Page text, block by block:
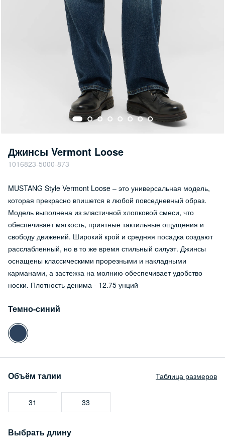
Джинсы Vermont Loose
1016823-5000-873
MUSTANG Style Vermont Loose – это универсальная модель,
которая прекрасно впишется в любой повседневный образ.
Модель выполнена из эластичной хлопковой смеси, что
обеспечивает мягкость, приятные тактильные ощущения и
свободу движений. Широкий крой и средняя посадка создают
расслабленный, но в то же время стильный силуэт. Джинсы
оснащены классическими прорезными и накладными
карманами, а застежка на молнию обеспечивает удобство
носки. Плотность денима - 12.75 унций
Темно-синий
Объём талии Таблица размеров
31 33
Выбрать длину